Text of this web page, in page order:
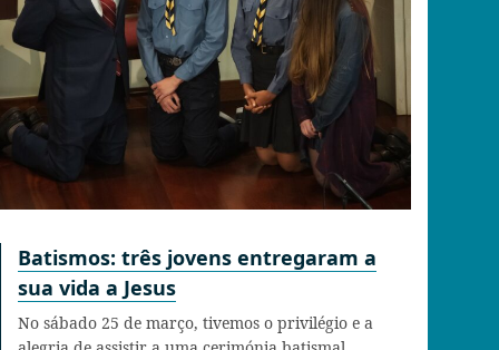
Batismos: três jovens entregaram a
sua vida a Jesus
No sábado 25 de março, tivemos o privilégio e a